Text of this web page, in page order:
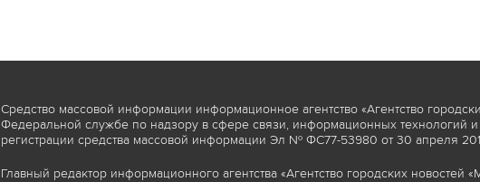
Средство массовой информации информационное агентство «Агентство
Федеральной службе по надзору в сфере связи, информационных технологий
регистрации средства массовой информации Эл № ФС77-53980 от 30 апреля
Главный редактор информационного агентства «Агентство городских новостей